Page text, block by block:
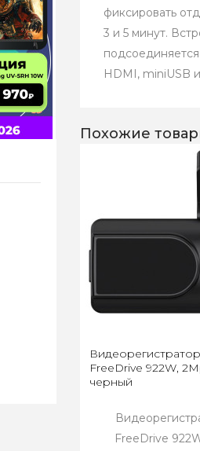
фиксировать
3 и 5 минут.
HDMI, miniUSB
Похожие
FreeDrive 922W,
черный
FreeDrive